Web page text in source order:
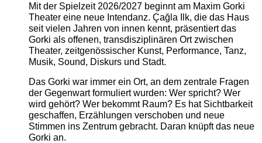
Mit der Spielzeit 2026/2027 beginnt am Maxim Gorki
Theater eine neue Intendanz. Çağla Ilk, die das Haus
seit vielen Jahren von innen kennt, präsentiert das
Gorki als offenen, transdisziplinären Ort zwischen
Theater, zeitgenössischer Kunst, Performance, Tanz,
Musik, Sound, Diskurs und Stadt.
Das Gorki war immer ein Ort, an dem zentrale Fragen
der Gegenwart formuliert wurden: Wer spricht? Wer
wird gehört? Wer bekommt Raum? Es hat Sichtbarkeit
geschaffen, Erzählungen verschoben und neue
Stimmen ins Zentrum gebracht. Daran knüpft das neue
Gorki an.